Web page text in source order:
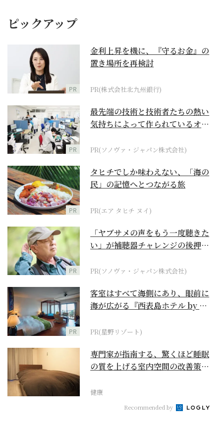
ピックアップ
PR
金利上昇を機に、『守るお金』の
置き場所を再検討
PR(株式会社北九州銀行)
PR
最先端の技術と技術者たちの熱い
気持ちによって作られているオー
PR(ソノヴァ・ジャパン株式会社)
PR
タヒチでしか味わえない、「海の
民」の記憶へとつながる旅
PR(エア タヒチ ヌイ)
PR
「ヤブサメの声をもう一度聴きた
い」が補聴器チャレンジの後押し
PR(ソノヴァ・ジャパン株式会社)
PR
客室はすべて海側にあり、眼前に
海が広がる『西表島ホテル by 星
PR(星野リゾート)
専門家が指南する、驚くほど睡眠
の質を上げる室内空間の改善策と
健康
Recommended by